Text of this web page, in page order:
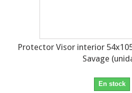
Protector Visor interior
Savage
En stock